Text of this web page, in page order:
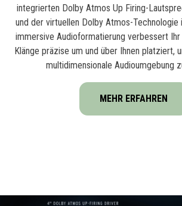
integrierten Dolby Atmos Up Firing-
und der virtuellen Dolby Atmos-Technologie
immersive Audioformatierung verbessert Ihr
Klänge präzise um und über Ihnen platziert,
multidimensionale Audioumgebung
MEHR ERFAHREN